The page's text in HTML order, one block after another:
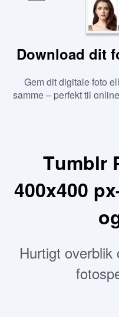
Download dit
Gem dit digitale foto
samme – perfekt til
Tumblr
400x400
Hurtigt overblik